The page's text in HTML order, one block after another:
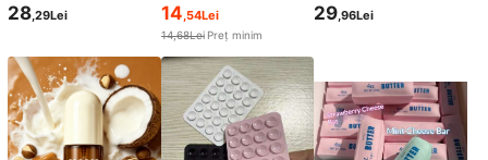
28 ,29Lei 14 ,54Lei
14,68Lei Preț minim
29 ,96Lei